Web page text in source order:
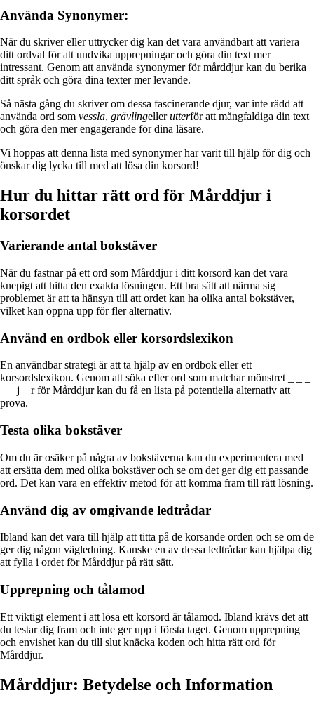
Använda Synonymer:
När du skriver eller uttrycker dig kan det vara användbart att variera
ditt ordval för att undvika upprepningar och göra din text mer
intressant. Genom att använda synonymer för mårddjur kan du berika
ditt språk och göra dina texter mer levande.
Så nästa gång du skriver om dessa fascinerande djur, var inte rädd att
använda ord som vessla, grävlingellerutterför att mångfaldiga din text
och göra den mer engagerande för dina läsare.
Vi hoppas att denna lista med synonymer har varit till hjälp för dig och
önskar dig lycka till med att lösa din korsord!
Hur du hittar rätt ord för Mårddjur i
korsordet
Varierande antal bokstäver
När du fastnar på ett ord som Mårddjur i ditt korsord kan det vara
knepigt att hitta den exakta lösningen. Ett bra sätt att närma sig
problemet är att ta hänsyn till att ordet kan ha olika antal bokstäver,
vilket kan öppna upp för fler alternativ.
Använd en ordbok eller korsordslexikon
En användbar strategi är att ta hjälp av en ordbok eller ett
korsordslexikon. Genom att söka efter ord som matchar mönstret _ _ _
_ _ j _ r för Mårddjur kan du få en lista på potentiella alternativ att
prova.
Testa olika bokstäver
Om du är osäker på några av bokstäverna kan du experimentera med
att ersätta dem med olika bokstäver och se om det ger dig ett passande
ord. Det kan vara en effektiv metod för att komma fram till rätt lösning.
Använd dig av omgivande ledtrådar
Ibland kan det vara till hjälp att titta på de korsande orden och se om de
ger dig någon vägledning. Kanske en av dessa ledtrådar kan hjälpa dig
att fylla i ordet för Mårddjur på rätt sätt.
Upprepning och tålamod
Ett viktigt element i att lösa ett korsord är tålamod. Ibland krävs det att
du testar dig fram och inte ger upp i första taget. Genom upprepning
och envishet kan du till slut knäcka koden och hitta rätt ord för
Mårddjur.
Mårddjur: Betydelse och Information